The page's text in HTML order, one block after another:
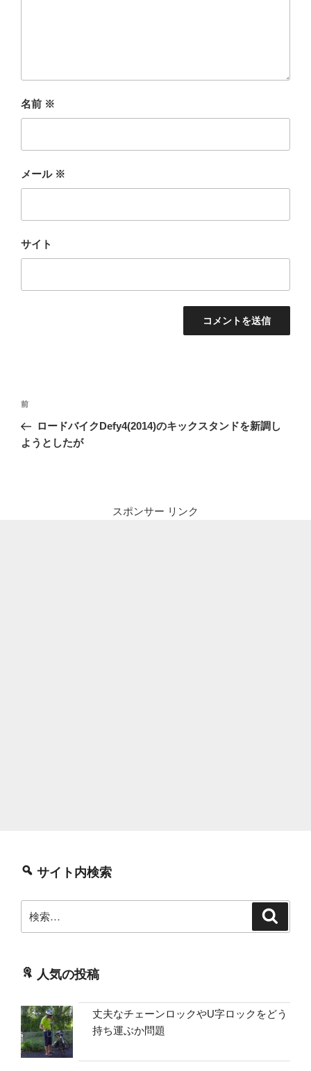
名前 ※
メール ※
サイト
投
ナ
前
の
投
前
ロードバイクDefy4(2014)のキックスタンドを新調し
ようとしたが
スポンサー リンク
サイト内検索
索:
人気の投稿
丈夫なチェーンロックやU字ロックをどう
持ち運ぶか問題